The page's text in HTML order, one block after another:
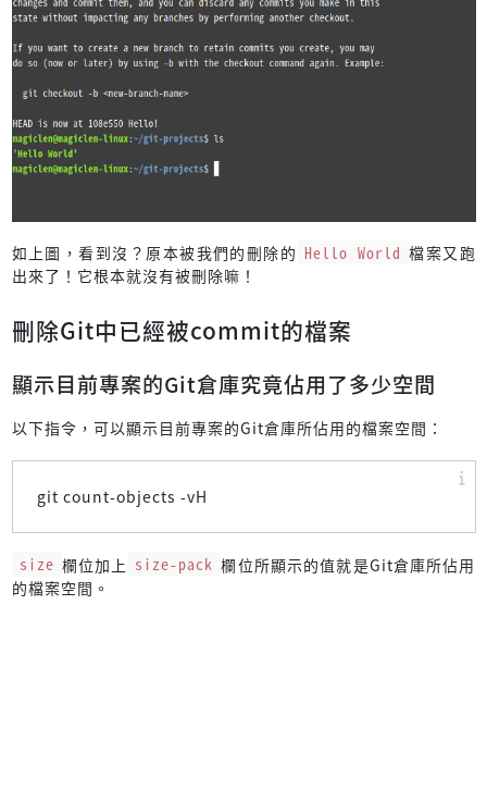
如上圖，看到沒？原本被我們的刪除的 Hello World 檔案又跑
出來了！它根本就沒有被刪除嘛！
刪除Git中已經被commit的檔案
顯示目前專案的Git倉庫究竟佔用了多少空間
以下指令，可以顯示目前專案的Git倉庫所佔用的檔案空間：
git count-objects -vH
size 欄位加上 size-pack 欄位所顯示的值就是Git倉庫所佔用
的檔案空間。